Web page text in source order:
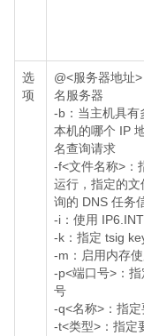
选
项
@<服务器地址
名服务器
-b ：当主机具
本机的哪个 IP
名查询请求
-f<文件名称>：
运行，指定的
询的 DNS 任务
-i：使用
-k ：指定 tsig
-m：启用内存
-p<端口号>：
号
-q<名称>：指
-t<类型>：指定